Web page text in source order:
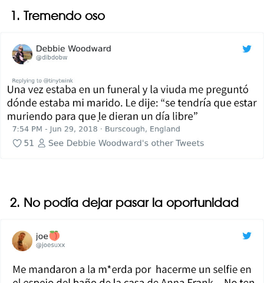
1. Tremendo oso
2. No podía dejar pasar la oportunidad